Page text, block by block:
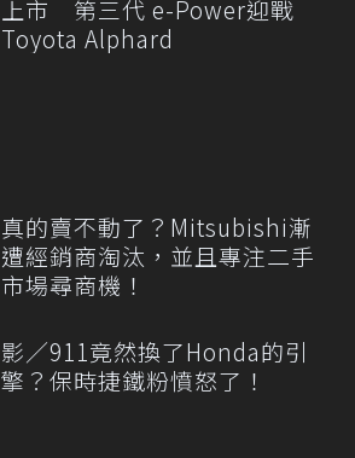
上市 第三代 e-Power迎戰
Toyota Alphard
真的賣不動了？Mitsubishi漸
遭經銷商淘汰，並且專注二手
市場尋商機！
影／911竟然換了Honda的引
擎？保時捷鐵粉憤怒了！